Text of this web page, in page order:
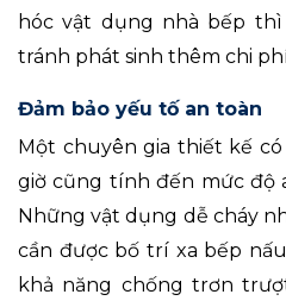
hóc vật dụng nhà bếp
tránh phát sinh thêm chi
Đảm bảo yếu tố an toàn
Một chuyên gia thiết kế
giờ cũng tính đến mức độ
Những vật dụng dễ cháy
cần được bố trí xa bếp
khả năng chống trơn